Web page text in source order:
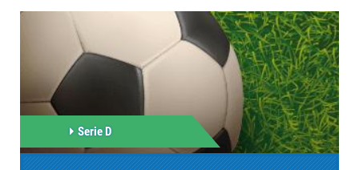
Serie D